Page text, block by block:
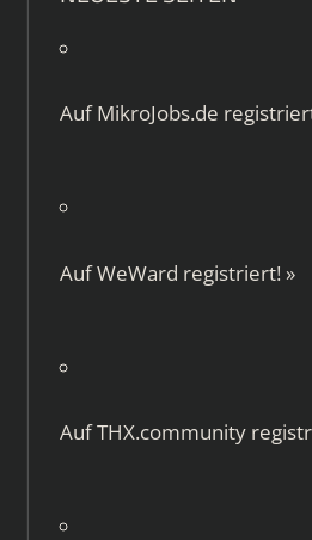
AufMikroJobs.de
AufWeWard registriert! »
AufTHX.community